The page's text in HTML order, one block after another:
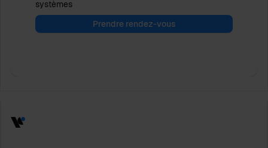
systèmes
Prendre rendez-vous